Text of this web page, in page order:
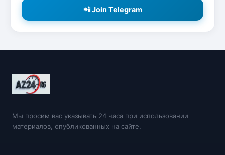
📲 Join Telegram
Мы просим вас указывать 24 часа при использовании
материалов, опубликованных на сайте.